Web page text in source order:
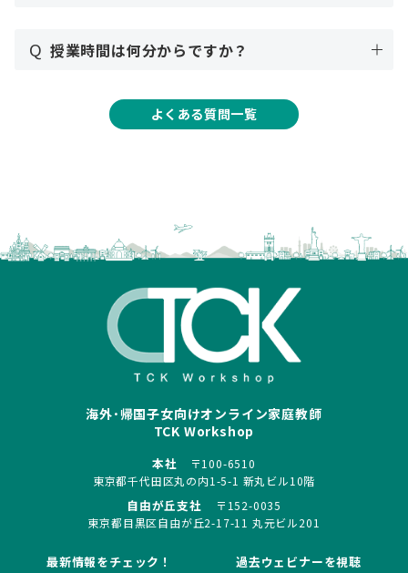
Q 授業時間は何分からですか？
よくある質問一覧
海外･帰国子女向けオンライン家庭教師
TCK Workshop
本社
〒100-6510
東京都千代田区丸の内1-5-1 新丸ビル10階
自由が丘支社
〒152-0035
東京都目黒区自由が丘2-17-11 丸元ビル201
最新情報をチェック！ 過去ウェビナーを視聴